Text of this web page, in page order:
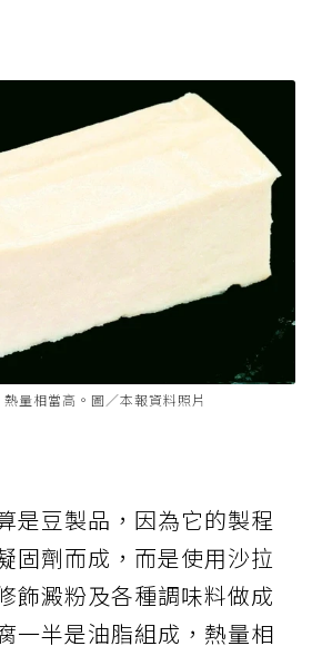
量相當高。圖／本報資料照片
是豆製品，因為它的製程
固劑而成，而是使用沙拉
飾澱粉及各種調味料做成
一半是油脂組成，熱量相